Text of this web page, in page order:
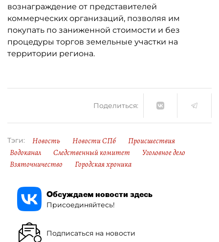
вознаграждение от представителей
коммерческих организаций, позволяя им
покупать по заниженной стоимости и без
процедуры торгов земельные участки на
территории региона.
Поделиться:
Тэги: Новость Новости СПб
Происшествия
Водоканал
Следственный комитет
Уголовное дело
Взяточничество
Городская хроника
Обсуждаем новости здесь
Присоединяйтесь!
Подписаться на новости